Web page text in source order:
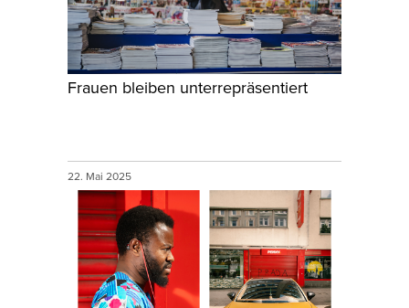
Frauen bleiben unterrepräsentiert
22. Mai 2025